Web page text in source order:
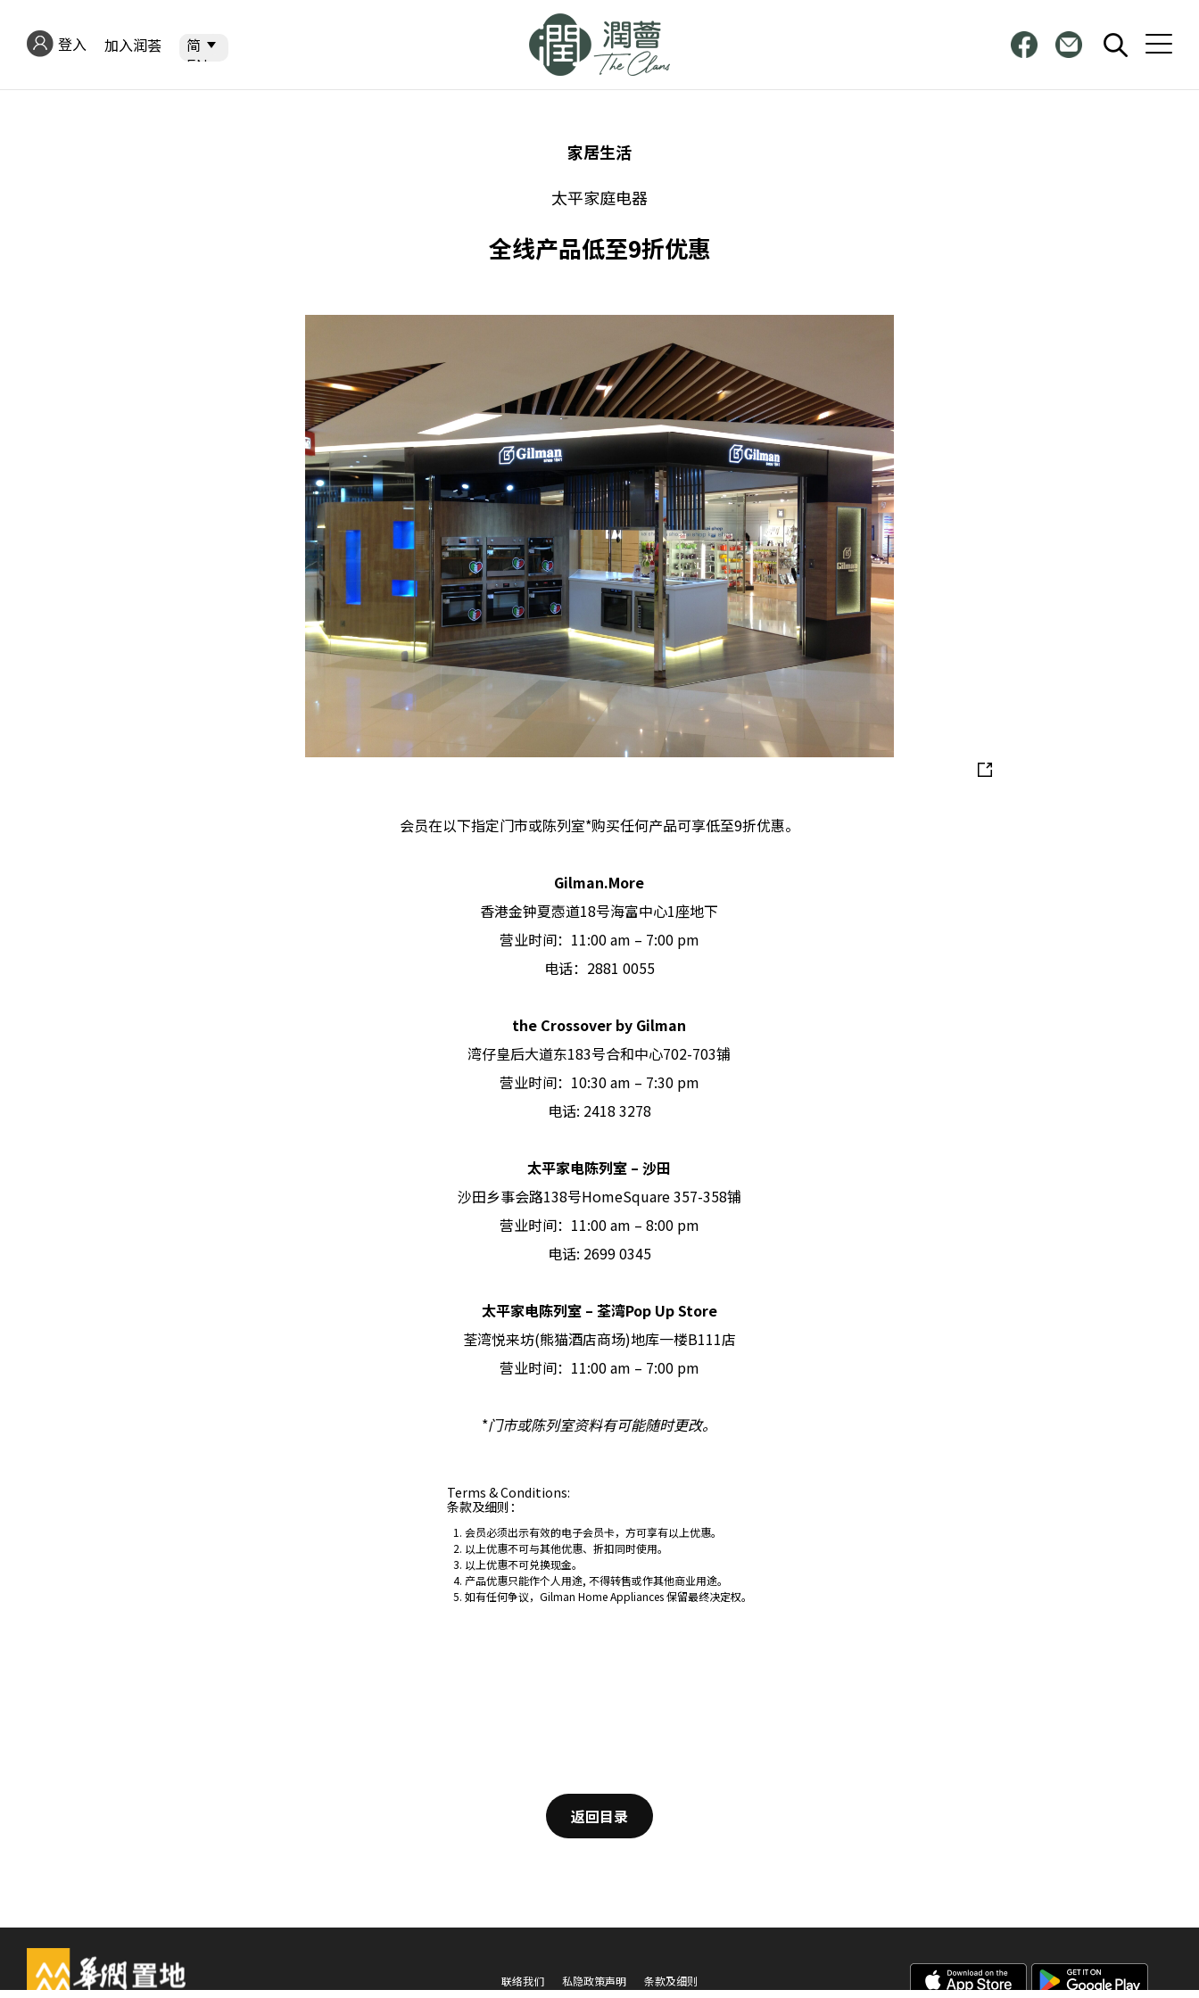
登入 加入润荟 简
EN
繁
简
家居生活
太平家庭电器
全线产品低至9折优惠
会员在以下指定门市或陈列室*购买任何产品可享低至9折优惠。
Gilman.More
香港金钟夏悫道18号海富中心1座地下
营业时间：11:00 am – 7:00 pm
电话：2881 0055
the Crossover by Gilman
湾仔皇后大道东183号合和中心702-703铺
营业时间：10:30 am – 7:30 pm
电话: 2418 3278
太平家电陈列室 –沙田
沙田乡事会路138号HomeSquare 357-358铺
营业时间：11:00 am – 8:00 pm
电话: 2699 0345
太平家电陈列室 – 荃湾Pop Up Store
荃湾悦来坊(熊猫酒店商场)地库一楼B111店
营业时间：11:00 am – 7:00 pm
*门市或陈列室资料有可能随时更改。
Terms & Conditions:
条款及细则：
会员必须出示有效的电子会员卡，方可享有以上优惠。
以上优惠不可与其他优惠、折扣同时使用。
以上优惠不可兑换现金。
产品优惠只能作个人用途, 不得转售或作其他商业用途。
如有任何争议，Gilman Home Appliances 保留最终决定权。
返回目录
联络我们 私隐政策声明 条款及细则